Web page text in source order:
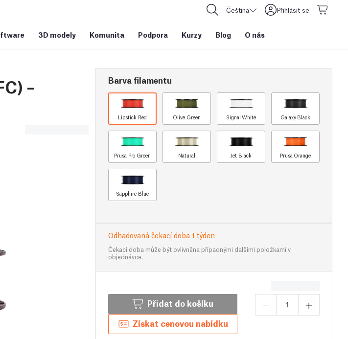
Čeština Přihlásit se
3D modely Komunita Podpora Kurzy Blog O nás
–
Barva filamentu
Lipstick Red Olive Green Signal White Galaxy Black
Prusa Pro Green Natural Jet Black Prusa Orange
Sapphire Blue
Odhadovaná čekací doba 1 týden
Čekací doba může být ovlivněna případnými dalšími položkami v
objednávce.
Přidat do košíku
Získat cenovou nabídku